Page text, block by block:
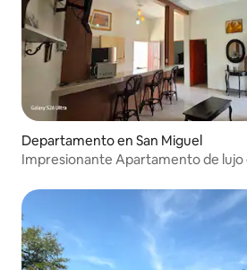
Departamento en San Miguel
Impresionante Apartamento de lujo